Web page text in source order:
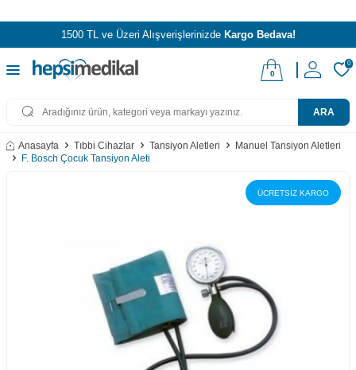
1500 TL ve Üzeri Alışverişlerinizde Kargo Bedava!
ARA
0
0
Anasayfa Tıbbi Cihazlar Tansiyon Aletleri
Manuel Tansiyon Aletleri
F. Bosch Çocuk Tansiyon Aleti
ÜCRETSİZ KARGO